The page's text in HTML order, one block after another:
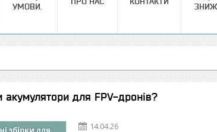
УМОВИ.
акумулятори для FPV-дронів?
14.04.26